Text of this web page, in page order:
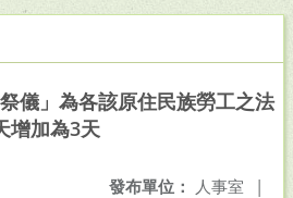
儀」為各該原住民族勞工之法
增加為3天
發布單位： 人事室 |